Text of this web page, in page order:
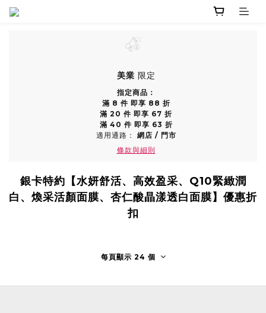
美業 限定
指定商品：
滿 8 件 即享 88 折
滿 20 件 即享 67 折
滿 40 件 即享 63 折
適用通路： 網店 / 門市
條款與細則
銀卡特約【水妍舒活、高效盈采、Q10緊緻潤
白、煥采活顏面膜、杏仁酸晶漾透白面膜】優惠折
扣
每頁顯示 24 個